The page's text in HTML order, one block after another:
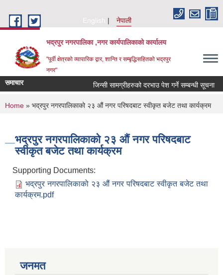
English
नेपाली
भद्रपुर नगरपालिका ,नगर कार्यपालिकाको कार्यालय
"पूर्वी क्षेत्रको व्यापारिक द्वार, शान्ति र सम्बृद्धिसहितको भद्रपुर
नगर"
समाचार जिन्सी सामग्रीहरुको दरभाउ पेश गर्ने सम्बन्धी सूचना
You are here
Home » भद्रपुर नगरपालिकाको २३ औं नगर परिषदबाट स्वीकृत बजेट तथा कार्यक्रम
भद्रपुर नगरपालिकाको २३ औं नगर परिषदबाट
स्वीकृत बजेट तथा कार्यक्रम
Supporting Documents:
भद्रपुर नगरपालिकाको २३ औं नगर परिषदबाट स्वीकृत बजेट तथा
कार्यक्रम.pdf
जनमत